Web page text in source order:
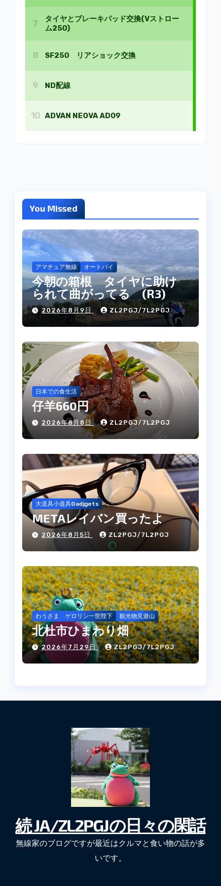
You Missed
アマチュア無線 オートバイ
今朝の箱根 タイヤに助け
られて曲がってる (R3)
2026年8月9日 ZL2PGJ/7L2PGJ
日本での食生活
仔羊660円
2026年8月8日 ZL2PGJ/7L2PGJ
大道具小道具Gadjgets
METAレイバン買ったよ
2026年8月5日 ZL2PGJ/7L2PGJ
わうさま ゲロリン一世陛下 観光物見遊山
北杜市ひまわり畑
2026年7月29日 ZL2PGJ/7L2PGJ
続 JA/ZL2PGJの日々の閑話
無線家のブログですが最近はクルマと食い物の話が多
いです。